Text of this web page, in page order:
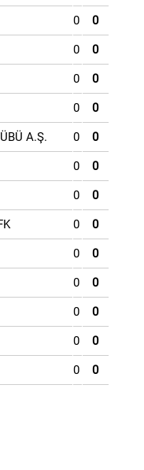
0 0
0 0
0 0
0 0
A.Ş. 0 0
0 0
0 0
0 0
0 0
0 0
0 0
0 0
0 0